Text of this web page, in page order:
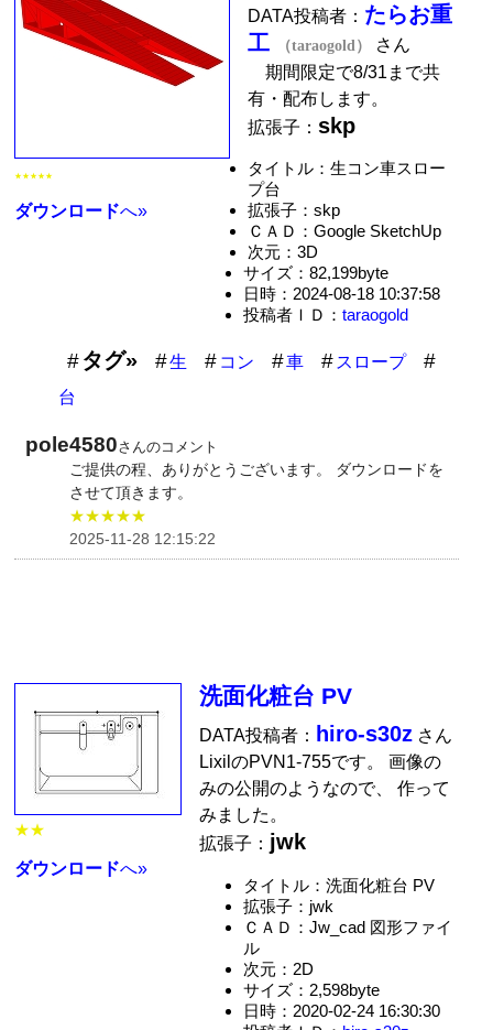
★★★★★
ダウンロードへ»
DATA投稿者： たらお重
工
（taraogold）
さん
期間限定で8/31まで共
有・配布します。
拡張子：skp
タイトル：生コン車スロー
プ台
拡張子：skp
ＣＡＤ：Google SketchUp
次元：3D
サイズ：82,199byte
日時：2024-08-18 10:37:58
投稿者ＩＤ： taraogold
タグ» 生 コン 車
スロープ
台
pole4580さんのコメント
ご提供の程、ありがとうございます。 ダウンロードを
させて頂きます。
★★★★★
2025-11-28 12:15:22
★★
ダウンロードへ»
洗面化粧台 PV
DATA投稿者： hiro-s30z さん
LixilのPVN1-755です。 画像の
みの公開のようなので、 作って
みました。
拡張子： jwk
タイトル：洗面化粧台 PV
拡張子：jwk
ＣＡＤ：Jw_cad 図形ファイ
ル
次元：2D
サイズ：2,598byte
日時：2020-02-24 16:30:30